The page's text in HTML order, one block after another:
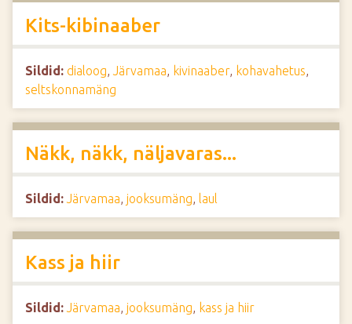
Kits-kibinaaber
Sildid: dialoog, Järvamaa, kivinaaber, kohavahetus,
seltskonnamäng
Näkk, näkk, näljavaras...
Sildid: Järvamaa, jooksumäng, laul
Kass ja hiir
Sildid: Järvamaa, jooksumäng, kass ja hiir